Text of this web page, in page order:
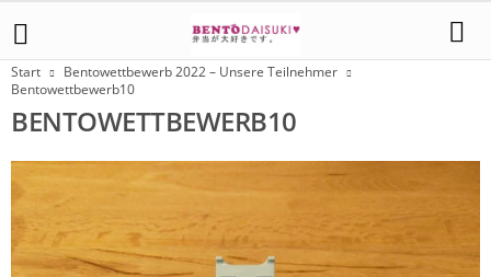
Start
Bentowettbewerb 2022 – Unsere Teilnehmer
Bentowettbewerb10
BENTOWETTBEWERB10